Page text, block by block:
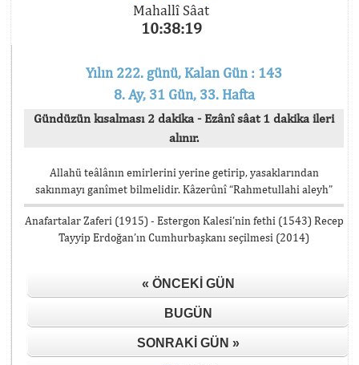
Mahallî Sâat
10:38:19
Yılın 222. günü, Kalan Gün : 143
8. Ay, 31 Gün, 33. Hafta
Gündüzün kısalması 2 dakika - Ezânî sâat 1 dakika ileri
alınır.
Allahü teâlânın emirlerini yerine getirip, yasaklarından
sakınmayı ganîmet bilmelidir. Kâzerûnî “Rahmetullahi aleyh”
Anafartalar Zaferi (1915) - Estergon Kalesi’nin fethi (1543) Recep
Tayyip Erdoğan’ın Cumhurbaşkanı seçilmesi (2014)
« ÖNCEKI GÜN
BUGÜN
SONRAKI GÜN »